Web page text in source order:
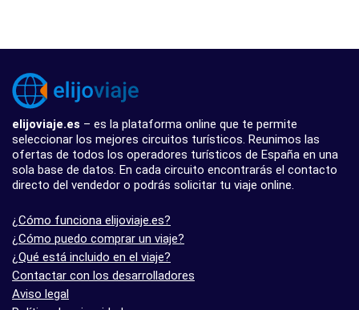
elijoviaje.es – es la plataforma online que te permite
seleccionar los mejores circuitos turísticos. Reunimos las
ofertas de todos los operadores turísticos de España en una
sola base de datos. En cada circuito encontrarás el contacto
directo del vendedor o podrás solicitar tu viaje online.
¿Cómo funciona elijoviaje.es?
¿Cómo puedo comprar un viaje?
¿Qué está incluido en el viaje?
Contactar con los desarrolladores
Aviso legal